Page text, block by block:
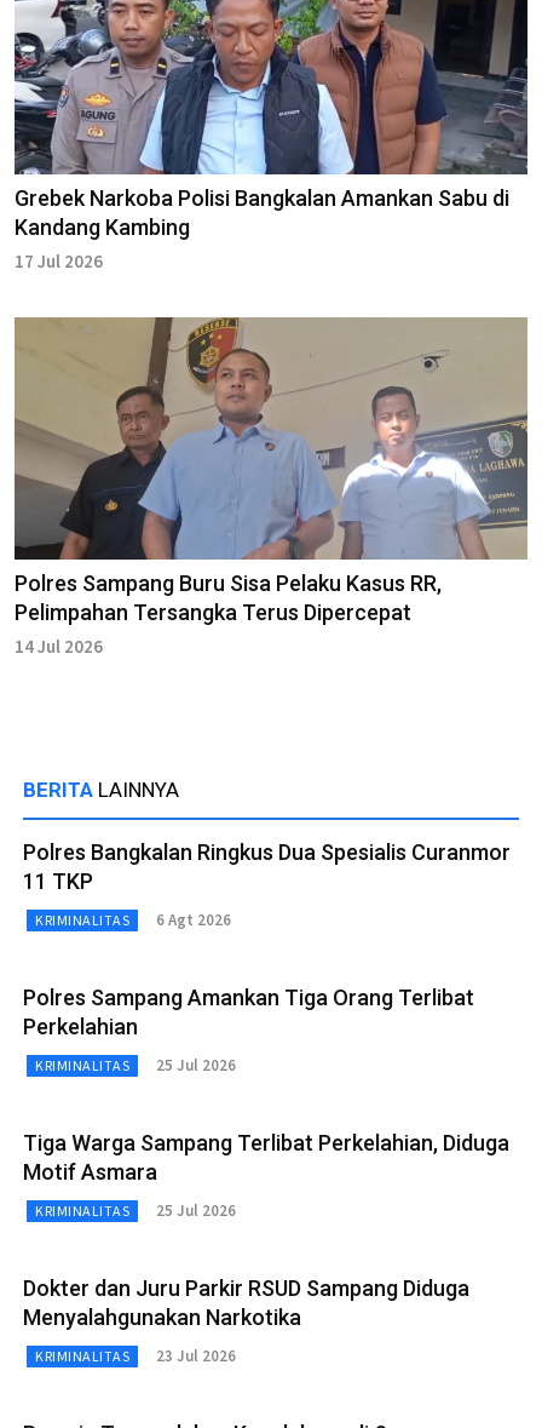
Grebek Narkoba Polisi Bangkalan Amankan Sabu di
Kandang Kambing
17 Jul 2026
Polres Sampang Buru Sisa Pelaku Kasus RR,
Pelimpahan Tersangka Terus Dipercepat
14 Jul 2026
BERITA LAINNYA
Polres Bangkalan Ringkus Dua Spesialis Curanmor
11 TKP
KRIMINALITAS 6 Agt 2026
Polres Sampang Amankan Tiga Orang Terlibat
Perkelahian
KRIMINALITAS 25 Jul 2026
Tiga Warga Sampang Terlibat Perkelahian, Diduga
Motif Asmara
KRIMINALITAS 25 Jul 2026
Dokter dan Juru Parkir RSUD Sampang Diduga
Menyalahgunakan Narkotika
KRIMINALITAS 23 Jul 2026